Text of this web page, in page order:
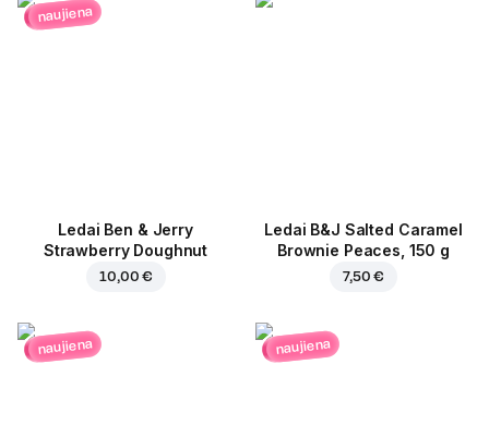
naujiena
Ledai Ben & Jerry
Strawberry Doughnut
10,00 €
Ledai B&J Salted Caramel
Brownie Peaces, 150 g
7,50 €
naujiena naujiena